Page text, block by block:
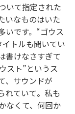
いて指定された
いなものはいた
いです。“ゴウス
トルも聞いてい
書けなさすぎて
スト”というス
、サウンドが
れていて。私も
なくて、何回か